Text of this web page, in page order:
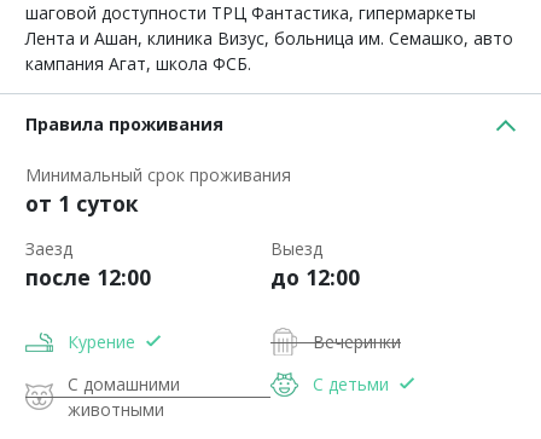
шаговой доступности ТРЦ Фантастика, гипермаркеты
Лента и Ашан, клиника Визус, больница им. Семашко, авто
кампания Агат, школа ФСБ.
Правила проживания
Минимальный срок проживания
от 1 суток
Заезд
после 12:00
Выезд
до 12:00
Курение
Вечеринки
С домашними
животными
С детьми